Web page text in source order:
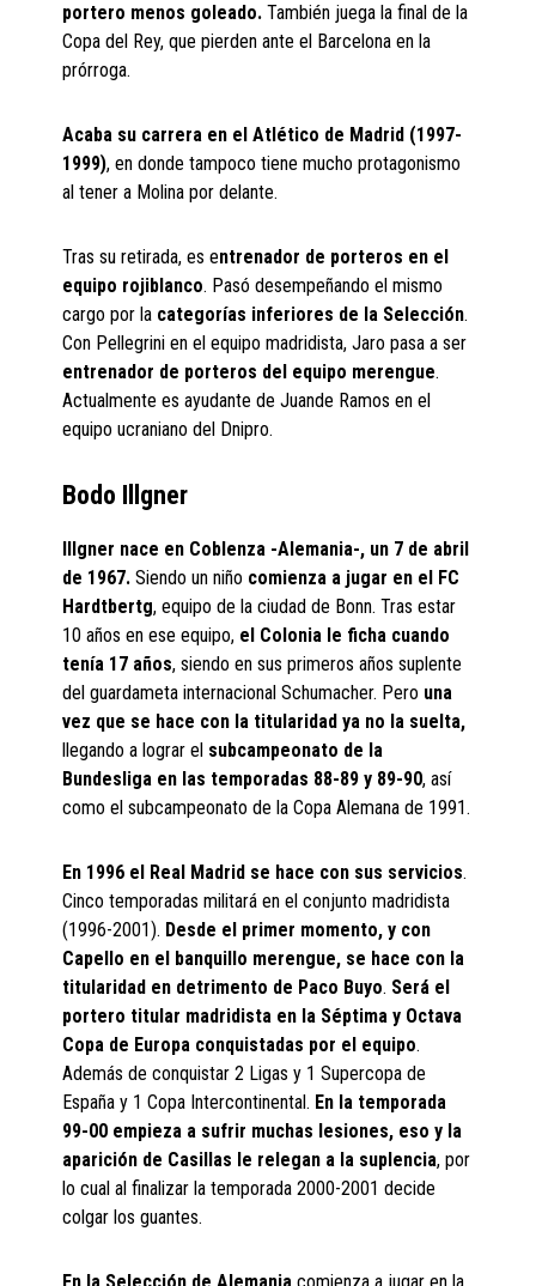
portero menos goleado. También juega la final de la
Copa del Rey, que pierden ante el Barcelona en la
prórroga.
Acaba su carrera en el Atlético de Madrid (1997-
1999), en donde tampoco tiene mucho protagonismo
al tener a Molina por delante.
Tras su retirada, es entrenador de porteros en el
equipo rojiblanco. Pasó desempeñando el mismo
cargo por la categorías inferiores de la Selección.
Con Pellegrini en el equipo madridista, Jaro pasa a ser
entrenador de porteros del equipo merengue.
Actualmente es ayudante de Juande Ramos en el
equipo ucraniano del Dnipro.
Bodo Illgner
Illgner nace en Coblenza -Alemania-, un 7 de abril
de 1967. Siendo un niño comienza a jugar en el FC
Hardtbertg, equipo de la ciudad de Bonn. Tras estar
10 años en ese equipo, el Colonia le ficha cuando
tenía 17 años, siendo en sus primeros años suplente
del guardameta internacional Schumacher. Pero una
vez que se hace con la titularidad ya no la suelta,
llegando a lograr el subcampeonato de la
Bundesliga en las temporadas 88-89 y 89-90, así
como el subcampeonato de la Copa Alemana de 1991.
En 1996 el Real Madrid se hace con sus servicios.
Cinco temporadas militará en el conjunto madridista
(1996-2001). Desde el primer momento, y con
Capello en el banquillo merengue, se hace con la
titularidad en detrimento de Paco Buyo. Será el
portero titular madridista en la Séptima y Octava
Copa de Europa conquistadas por el equipo.
Además de conquistar 2 Ligas y 1 Supercopa de
España y 1 Copa Intercontinental. En la temporada
99-00 empieza a sufrir muchas lesiones, eso y la
aparición de Casillas le relegan a la suplencia, por
lo cual al finalizar la temporada 2000-2001 decide
colgar los guantes.